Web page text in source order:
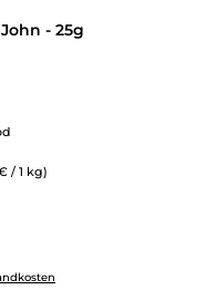
- 25g
/ 1 kg)